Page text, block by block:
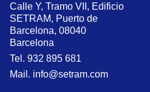
Calle Y, Tramo VII, Edificio
SETRAM, Puerto de
Barcelona, 08040
Barcelona
Tel. 932 895 681
Mail. info@setram.com